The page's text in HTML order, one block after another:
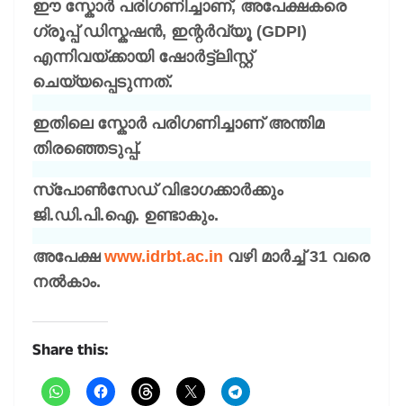
ഈ സ്കോർ പരിഗണിച്ചാണ്, അപേക്ഷകരെ
ഗ്രൂപ്പ് ഡിസ്കഷൻ, ഇന്റർവ്യൂ (GDPI)
എന്നിവയ്ക്കായി ഷോർട്ട്ലിസ്റ്റ്
ചെയ്യപ്പെടുന്നത്.
ഇതിലെ സ്കോർ പരിഗണിച്ചാണ് അന്തിമ
തിരഞ്ഞെടുപ്പ്.
സ്പോൺസേഡ് വിഭാഗക്കാർക്കും
ജി.ഡി.പി.ഐ. ഉണ്ടാകും.
അപേക്ഷwww.idrbt.ac.in വഴി മാർച്ച് 31 വരെ
നൽകാം.
Share this: